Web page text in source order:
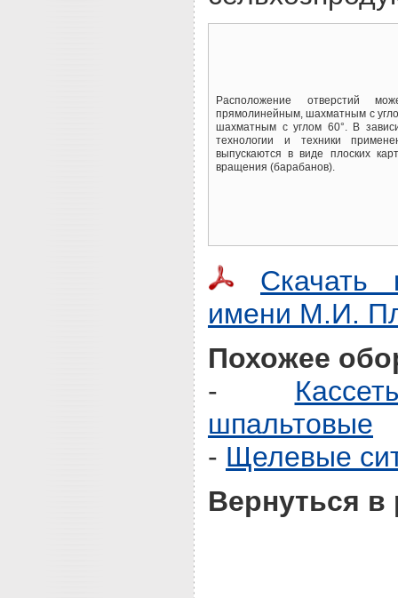
Расположение отверстий
прямолинейным, шахматным с
шахматным с углом 60°. В
технологии и техники
выпускаются в виде плоских
вращения (барабанов).
Скачать
имени М.И.
Похожее
-
шпальтовые
- Щелевые
Вернуться